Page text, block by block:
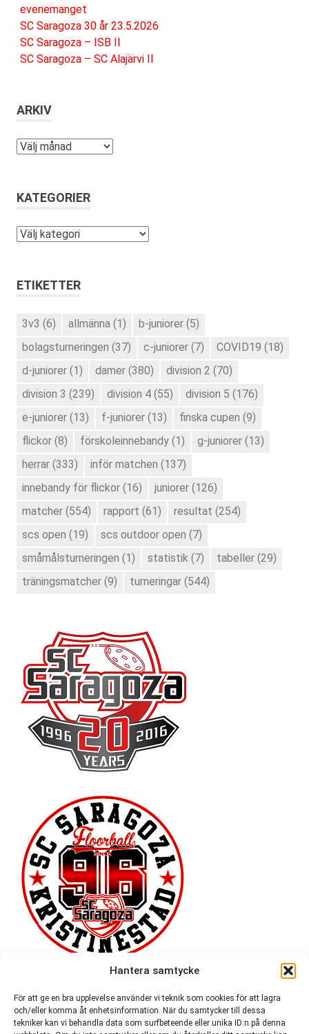
Hantera samtycke
För att ge en bra upplevelse använder vi teknik som cookies för att lagra
och/eller komma åt enhetsinformation. När du samtycker till dessa
tekniker kan vi behandla data som surfbeteende eller unika ID:n på denna
evenemanget
SC Saragoza 30 år 23.5.2026
SC Saragoza – ISB II
SC Saragoza – SC Alajärvi II
ARKIV
Arkiv
KATEGORIER
Kategorier
ETIKETTER
3v3 (6) allmänna (1) b-juniorer (5)
bolagsturneringen (37) c-juniorer (7) COVID19 (18)
d-juniorer (1) damer (380) division 2 (70)
division 3 (239) division 4 (55) division 5 (176)
e-juniorer (13) f-juniorer (13) finska cupen (9)
flickor (8) förskoleinnebandy (1) g-juniorer (13)
herrar (333) inför matchen (137)
innebandy för flickor (16) juniorer (126)
matcher (554) rapport (61) resultat (254)
scs open (19) scs outdoor open (7)
småmålsturneringen (1) statistik (7) tabeller (29)
träningsmatcher (9) turneringar (544)